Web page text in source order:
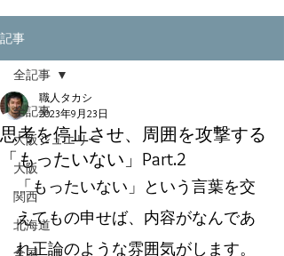
記事
全記事
大阪ジュエリー
大阪
関西
北海道
全記事
思考を停止させ、周囲を攻撃する
「もったいない」Part.2
職人タカシ
2023年9月23日
「もったいない」という言葉を交
えてもの申せば、内容がなんであ
れ正論のような雰囲気がします。